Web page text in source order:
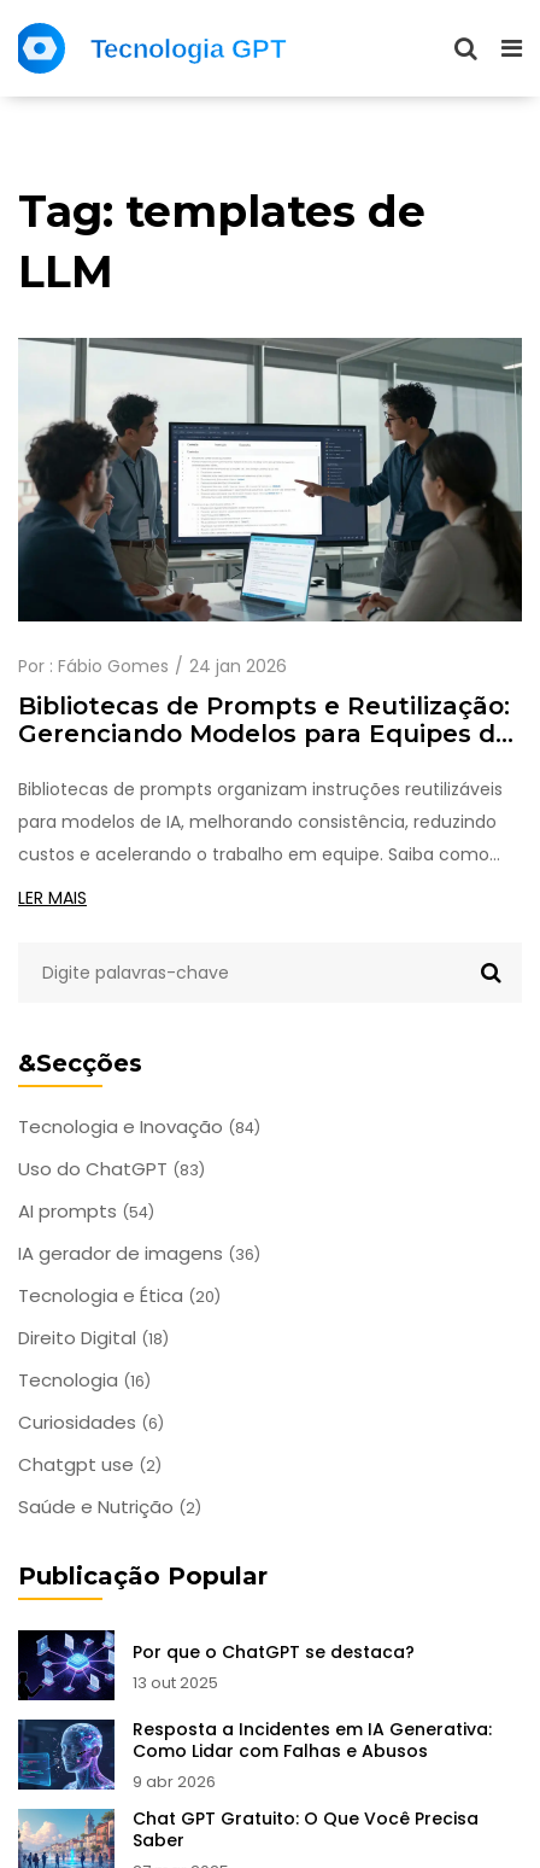
&Secções
Tecnologia e Inovação (84)
Uso do ChatGPT (83)
AI prompts (54)
IA gerador de imagens (36)
Tecnologia e Ética (20)
Direito Digital (18)
Tecnologia (16)
Curiosidades (6)
Chatgpt use (2)
Saúde e Nutrição (2)
Publicação Popular
Por que o ChatGPT se destaca?
13 out 2025
Resposta a Incidentes em IA Generativa:
Como Lidar com Falhas e Abusos
9 abr 2026
Chat GPT Gratuito: O Que Você Precisa
Saber
Tag: templates de
LLM
Por : Fábio Gomes 24 jan 2026
Bibliotecas de Prompts e Reutilização:
Gerenciando Modelos para Equipes de
Bibliotecas de prompts organizam instruções reutilizáveis
para modelos de IA, melhorando consistência, reduzindo
custos e acelerando o trabalho em equipe. Saiba como
implementar, medir e manter templates eficazes em
LER MAIS